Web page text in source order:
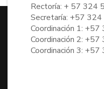
Rectoría: + 57 324
Secretaría: +57
Coordinación 1:
Coordinación 2:
Coordinación 3: